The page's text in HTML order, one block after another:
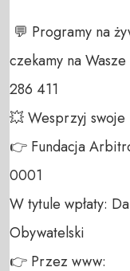
czekamy na
286 411
💥 Wesprzyj swoje
👉 Fundacja
0001
W tytule wpłaty:
Obywatelski
👉 Przez www: